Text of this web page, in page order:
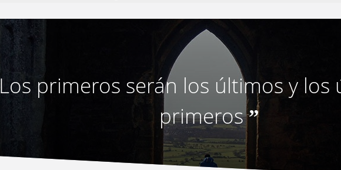
Los primeros serán los últimos y los
primeros”